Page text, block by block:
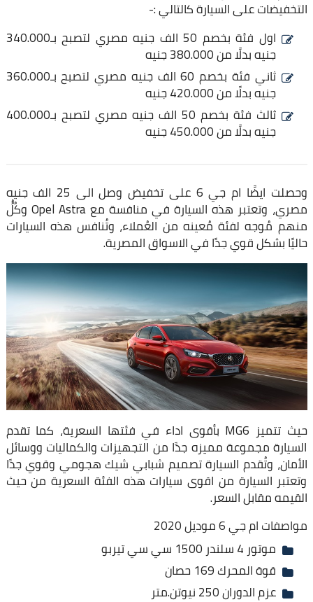
التخفيضات على السيارة كالتالي :-
اول فئة بخصم 50 الف جنيه مصري لتصبح بـ340.000
جنيه بدلًا من 380.000 جنيه
ثاني فئة بخصم 60 الف جنيه مصري لتصبح بـ360.000
جنيه بدلًا من 420.000 جنيه
ثالث فئة بخصم 50 الف جنيه مصري لتصبح بـ400.000
جنيه بدلًا من 450.000 جنيه
وحصلت ايضًا ام جي 6 على تخفيض وصل الى 25 الف جنيه
مصري، وتعتبر هذه السيارة في منافسة مع Opel Astra وكُلُُ
منهم مُوجه لفئة مُعينه من العُملاء، وتُنافس هذه السيارات
حاليًا بشكل قوي جدًا في الاسواق المصرية.
حيث تتميز MG6 بأقوى اداء في فئتها السعرية، كما تقدم
السيارة مجموعة مميزه جدًا من التجهيزات والكماليات ووسائل
الأمان، وتُقدم السيارة تصميم شبابي شيك هجومي وقوي جدًا
وتعتبر السيارة من اقوى سيارات هذه الفئة السعرية من حيث
القيمه مقابل السعر.
مواصفات ام جي 6 موديل 2020
موتور 4 سلندر 1500 سي سي تيربو
قوة المحرك 169 حصان
عزم الدوران 250 نيوتن.متر